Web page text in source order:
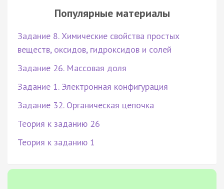
Популярные материалы
Задание 8. Химические свойства простых
веществ, оксидов, гидроксидов и солей
Задание 26. Массовая доля
Задание 1. Электронная конфигурация
Задание 32. Органическая цепочка
Теория к заданию 26
Теория к заданию 1